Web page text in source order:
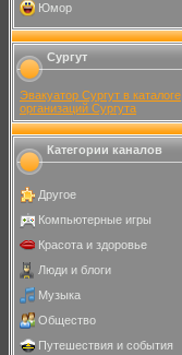
Юмор
Сургут
Эвакуатор Сургут в каталоге
организаций Сургута
Категории каналов
Другое
Компьютерные игры
Красота и здоровье
Люди и блоги
Музыка
Общество
Путешествия и события